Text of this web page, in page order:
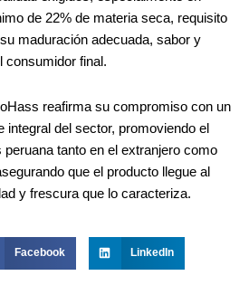
de 22% de materia seca, requisito
maduración adecuada, sabor y
consumidor final.
reafirma su compromiso con un
integral del sector, promoviendo el
tanto en el extranjero como
que el producto llegue al
y frescura que lo caracteriza.
Facebook LinkedIn